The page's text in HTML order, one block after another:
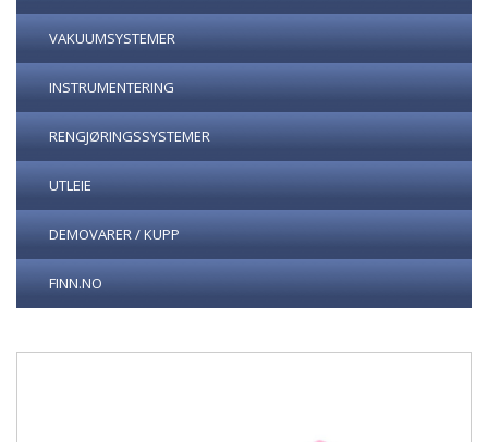
VAKUUMSYSTEMER
INSTRUMENTERING
RENGJØRINGSSYSTEMER
UTLEIE
DEMOVARER / KUPP
FINN.NO